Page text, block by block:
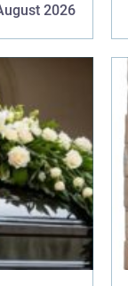
2026